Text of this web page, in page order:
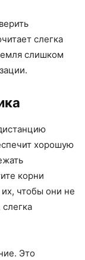
слегка
слишком
хорошую
корни
их, чтобы они не
Это